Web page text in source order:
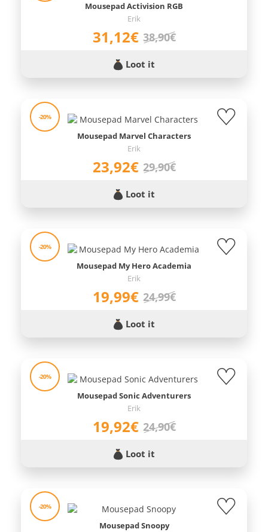
Mousepad Activision RGB
Erik
31,12€ 38,90€
Loot it
-20%
Mousepad Marvel Characters
Erik
23,92€ 29,90€
Loot it
-20%
Mousepad My Hero Academia
Erik
19,99€ 24,99€
Loot it
-20%
Mousepad Sonic Adventurers
Erik
19,92€ 24,90€
Loot it
-20%
Mousepad Snoopy